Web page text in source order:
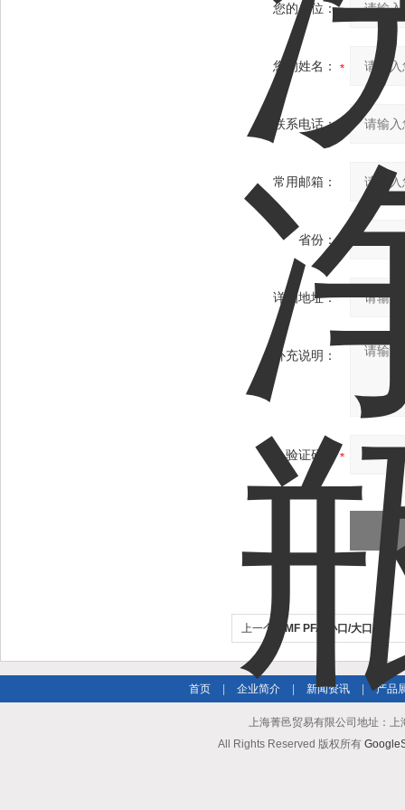
您的单位：
您的姓名：
联系电话：
常用邮箱：
省份：
详细地址：
补充说明：
验证码：
上一个： MF PFA 小口/大口瓶
首页 企业简介 新闻资讯 产品
上海菁邑贸易有限公司地址：
All Rights Reserved 版权所有